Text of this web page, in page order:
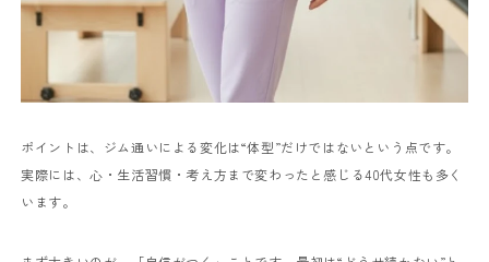
ポイントは、ジム通いによる変化は“体型”だけではないという点です。
実際には、心・生活習慣・考え方まで変わったと感じる40代女性も多く
います。